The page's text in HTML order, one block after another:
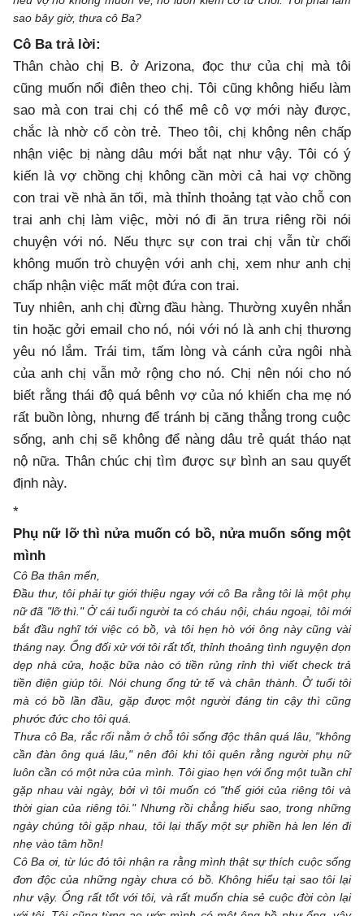
sao bây giờ, thưa cô Ba?
Cô Ba trả lời:
Thân chào chị B. ở Arizona, đọc thư của chị mà tôi
cũng muốn nổi điên theo chị. Tôi cũng không hiểu làm
sao mà con trai chị có thể mê cô vợ mới này được,
chắc là nhờ cổ còn trẻ. Theo tôi, chị không nên chấp
nhận việc bị nàng dâu mới bắt nạt như vậy. Tôi có ý
kiến là vợ chồng chị không cần mời cả hai vợ chồng
con trai về nhà ăn tối, mà thỉnh thoảng tạt vào chỗ con
trai anh chị làm việc, mời nó đi ăn trưa riêng rồi nói
chuyện với nó. Nếu thực sự con trai chị vẫn từ chối
không muốn trò chuyện với anh chị, xem như anh chị
chấp nhận việc mất một đứa con trai.
Tuy nhiên, anh chị đừng đầu hàng. Thường xuyên nhắn
tin hoặc gởi email cho nó, nói với nó là anh chị thương
yêu nó lắm. Trái tim, tấm lòng và cánh cửa ngôi nhà
của anh chị vẫn mở rộng cho nó. Chị nên nói cho nó
biết rằng thái độ quá bênh vợ của nó khiến cha mẹ nó
rất buồn lòng, nhưng để tránh bị căng thẳng trong cuộc
sống, anh chị sẽ không để nàng dâu trẻ quát tháo nạt
nộ nữa. Thân chúc chị tìm được sự bình an sau quyết
định này.
*
Phụ nữ lỡ thì nửa muốn có bồ, nửa muốn sống một
mình
Cô Ba thân mến,
Đầu thư, tôi phải tự giới thiệu ngay với cô Ba rằng tôi là một phụ
nữ đã "lỡ thì." Ở cái tuổi người ta có cháu nội, cháu ngoại, tôi mới
bắt đầu nghĩ tới việc có bồ, và tôi hẹn hò với ông này cũng vài
tháng nay. Ổng đối xử với tôi rất tốt, thỉnh thoảng tình nguyện dọn
dẹp nhà cửa, hoặc bữa nào có tiền rủng rỉnh thì viết check trả
tiền điện giúp tôi. Nói chung ổng tử tế và chân thành. Ở tuổi tôi
mà có bồ lần đầu, gặp được một người đáng tin cậy thì cũng
phước đức cho tôi quá.
Thưa cô Ba, rắc rối nằm ở chỗ tôi sống độc thân quá lâu, "không
cần đàn ông quá lâu," nên đôi khi tôi quên rằng người phụ nữ
luôn cần có một nửa của mình. Tôi giao hẹn với ổng một tuần chỉ
gặp nhau vài ngày, bởi vì tôi muốn có "thế giới của riêng tôi và
thời gian của riêng tôi." Nhưng rồi chẳng hiểu sao, trong những
ngày chúng tôi gặp nhau, tôi lại thấy một sự phiền hà len lén đi
nhẹ vào tâm hồn!
Cô Ba ơi, từ lúc đó tôi nhận ra rằng mình thật sự thích cuộc sống
đơn độc của những ngày chưa có bồ. Không hiểu tại sao tôi lại
như vậy. Ổng rất tốt với tôi, và rất muốn chia sẻ cuộc đời còn lại